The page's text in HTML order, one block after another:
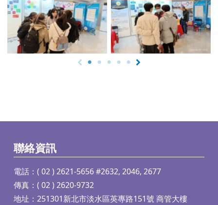
No Caption No Caption
聯絡資訊
電話：( 02 ) 2621-5656 #2632, 2046, 2677
傳真：( 02 ) 2620-9732
地址：251301新北市淡水區英專路151號 商管大樓